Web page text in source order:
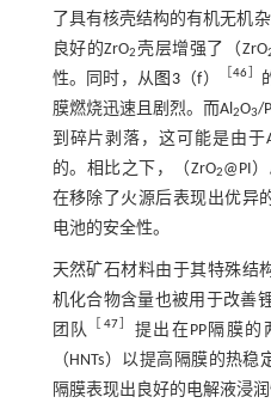
了具有核壳结构的有机无机
良好的ZrO2 壳层增强了（ZrO
性。同时，从 图3（f） ［46］
膜燃烧迅速且剧烈。而Al2O3/
到碎片剥落，这可能是由于
的。相比之下，（ZrO2@PI
在移除了火源后表现出优异
电池的安全性。
天然矿石材料由于其特殊结
机化合物含量也被用于改善
团队
［ 47］ 提出在PP隔膜
（HNTs）以提高隔膜的热稳
隔膜表现出良好的电解液浸